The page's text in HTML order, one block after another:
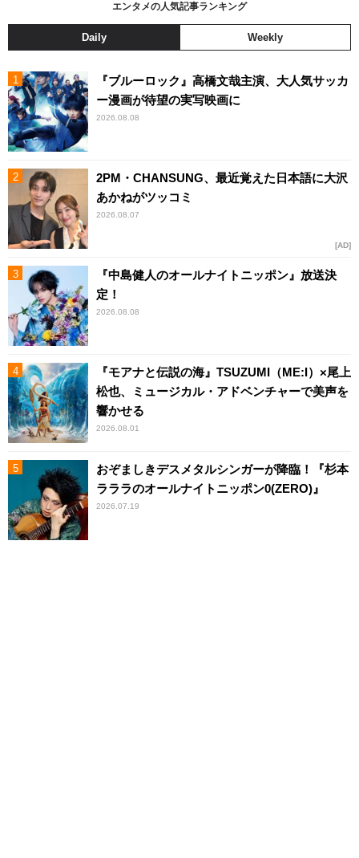
エンタメの人気記事ランキング
Daily Weekly
『ブルーロック』高橋文哉主演、大人気サッカ
ー漫画が待望の実写映画に
2026.08.08
2PM・CHANSUNG、最近覚えた日本語に大沢
あかねがツッコミ
2026.08.07
AD
『中島健人のオールナイトニッポン』放送決
定！
2026.08.08
『モアナと伝説の海』TSUZUMI（ME:I）×尾上
松也、ミュージカル・アドベンチャーで美声を
響かせる
2026.08.01
おぞましきデスメタルシンガーが降臨！『杉本
ラララのオールナイトニッポン0(ZERO)』
2026.07.19